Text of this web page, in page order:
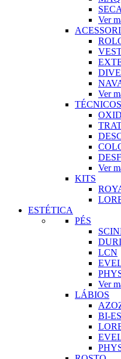
Ver
Ver
TÉCNICOS
Ver
KITS
ESTÉTICA
PÉS
LCN
Ver
LÁBIOS
BI-ES